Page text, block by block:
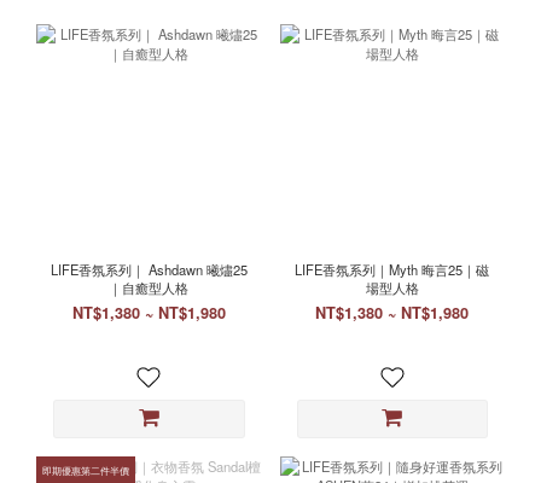
LIFE香氛系列｜ Ashdawn 曦燼25
｜自癒型人格
NT$1,380 ~ NT$1,980
LIFE香氛系列｜Myth 晦言25｜磁
場型人格
NT$1,380 ~ NT$1,980
即期優惠第二件半價